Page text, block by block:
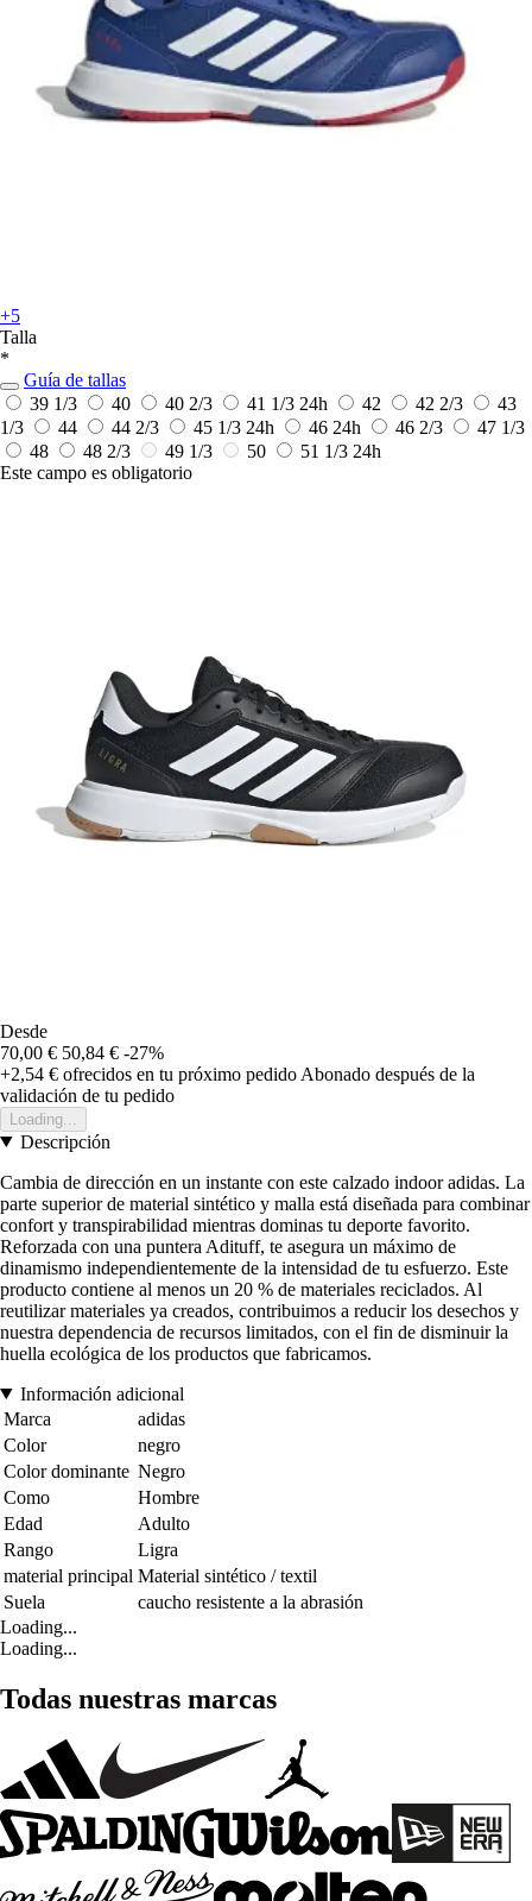
+5
Talla
*
Guía de tallas
39 1/3
40 40 2/3 41 1/3 24h 42 42 2/3
43
1/3
44 44 2/3 45 1/3 24h 46 24h 46 2/3
47 1/3
48
48 2/3 49 1/3 50 51 1/3 24h
Este campo es obligatorio
Desde
70,00 € 50,84 € -27%
+2,54 € ofrecidos en tu próximo pedido Abonado después de la
validación de tu pedido
Loading...
Descripción
Cambia de dirección en un instante con este calzado indoor adidas. La
parte superior de material sintético y malla está diseñada para combinar
confort y transpirabilidad mientras dominas tu deporte favorito.
Reforzada con una puntera Adituff, te asegura un máximo de
dinamismo independientemente de la intensidad de tu esfuerzo. Este
producto contiene al menos un 20 % de materiales reciclados. Al
reutilizar materiales ya creados, contribuimos a reducir los desechos y
nuestra dependencia de recursos limitados, con el fin de disminuir la
huella ecológica de los productos que fabricamos.
Información adicional
Marca
adidas
Color
negro
Color dominante Negro
Como
Hombre
Edad
Adulto
Rango
Ligra
material principal Material sintético / textil
Suela
caucho resistente a la abrasión
Loading...
Loading...
Todas nuestras marcas